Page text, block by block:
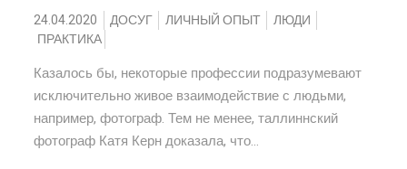
24.04.2020 ДОСУГ ЛИЧНЫЙ ОПЫТ
ЛЮДИ
ПРАКТИКА
Казалось бы, некоторые профессии подразумевают
исключительно живое взаимодействие с людьми,
например, фотограф. Тем не менее, таллиннский
фотограф Катя Керн доказала, что...